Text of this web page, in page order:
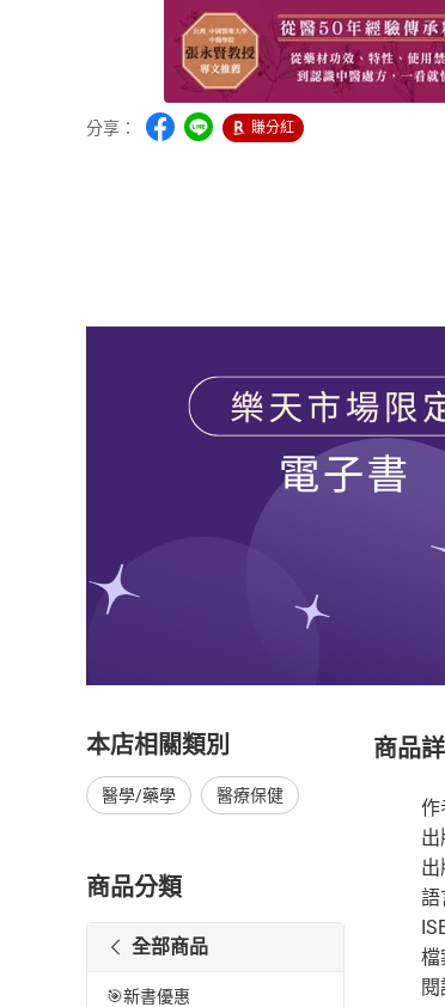
分享： 賺分紅
本店相關類別
醫學/藥學 醫療保健
商品分類
全部商品
🎯新書優惠
商品
作
出
語
檔